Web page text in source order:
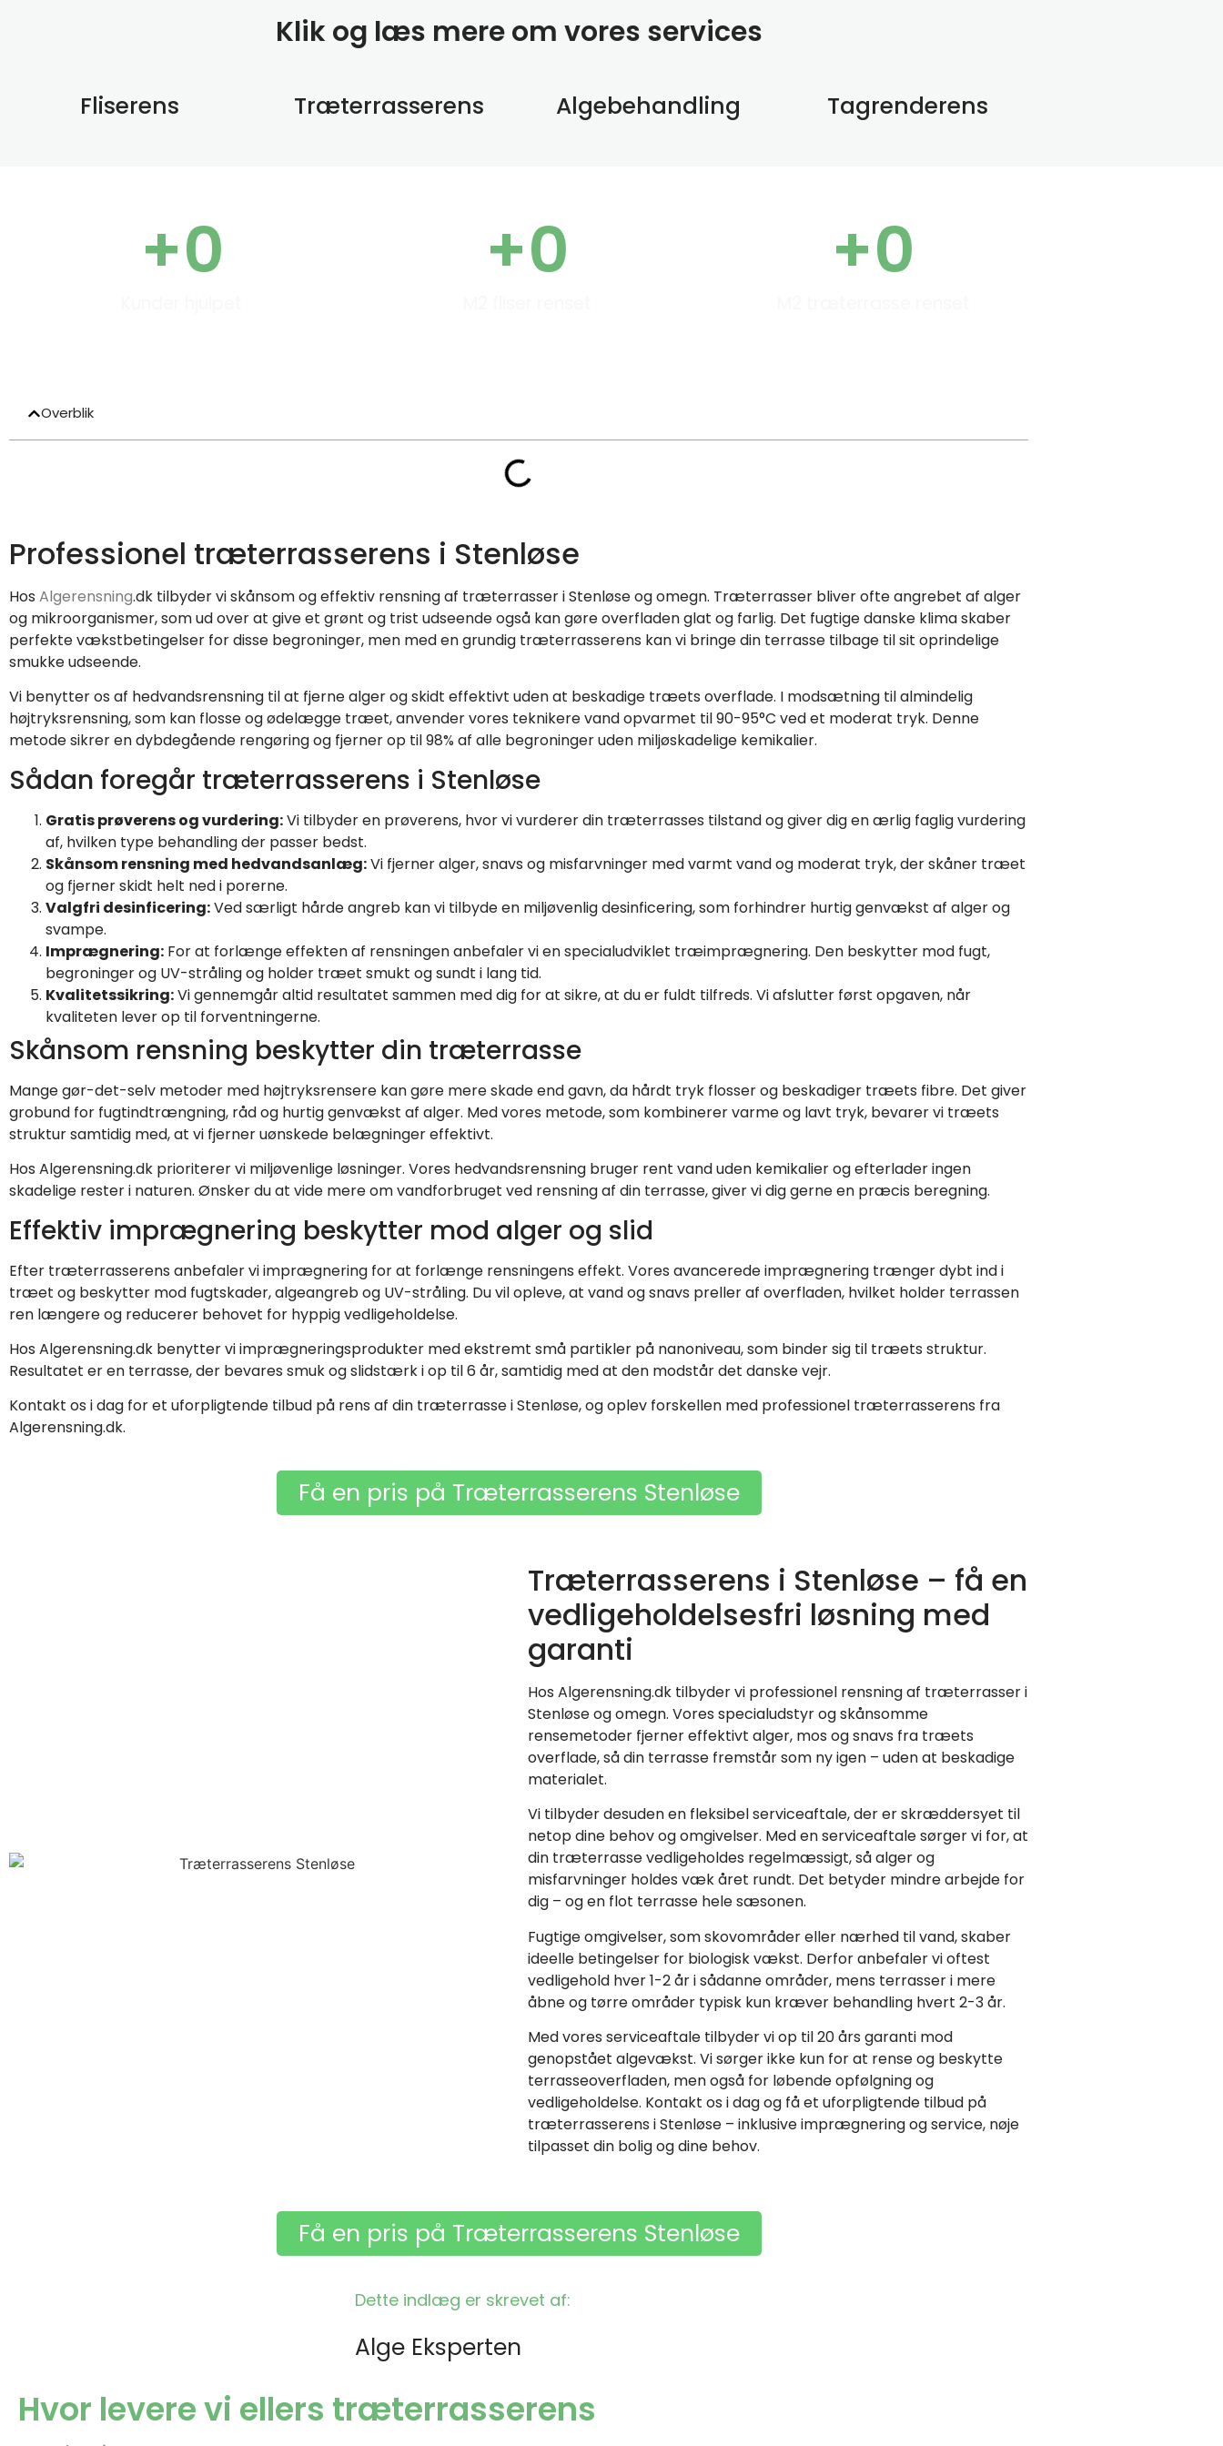
Klik og læs mere om vores services
Fliserens Træterrasserens Algebehandling Tagrenderens
+0 +0 +0
Overblik
Professionel træterrasserens i Stenløse
Hos Algerensning.dk tilbyder vi skånsom og effektiv rensning af træterrasser i Stenløse og omegn. Træterrasser bliver ofte angrebet af alger
og mikroorganismer, som ud over at give et grønt og trist udseende også kan gøre overfladen glat og farlig. Det fugtige danske klima skaber
perfekte vækstbetingelser for disse begroninger, men med en grundig træterrasserens kan vi bringe din terrasse tilbage til sit oprindelige
smukke udseende.
Vi benytter os af hedvandsrensning til at fjerne alger og skidt effektivt uden at beskadige træets overflade. I modsætning til almindelig
højtryksrensning, som kan flosse og ødelægge træet, anvender vores teknikere vand opvarmet til 90-95°C ved et moderat tryk. Denne
metode sikrer en dybdegående rengøring og fjerner op til 98% af alle begroninger uden miljøskadelige kemikalier.
Sådan foregår træterrasserens i Stenløse
Gratis prøverens og vurdering:Vi tilbyder en prøverens, hvor vi vurderer din træterrasses tilstand og giver dig en ærlig faglig vurdering
af, hvilken type behandling der passer bedst.
Skånsom rensning med hedvandsanlæg:Vi fjerner alger, snavs og misfarvninger med varmt vand og moderat tryk, der skåner træet
og fjerner skidt helt ned i porerne.
Valgfri desinficering:Ved særligt hårde angreb kan vi tilbyde en miljøvenlig desinficering, som forhindrer hurtig genvækst af alger og
svampe.
Imprægnering: For at forlænge effekten af rensningen anbefaler vi en specialudviklet træimprægnering. Den beskytter mod fugt,
begroninger og UV-stråling og holder træet smukt og sundt i lang tid.
Kvalitetssikring:Vi gennemgår altid resultatet sammen med dig for at sikre, at du er fuldt tilfreds. Vi afslutter først opgaven, når
kvaliteten lever op til forventningerne.
Skånsom rensning beskytter din træterrasse
Mange gør-det-selv metoder med højtryksrensere kan gøre mere skade end gavn, da hårdt tryk flosser og beskadiger træets fibre. Det giver
grobund for fugtindtrængning, råd og hurtig genvækst af alger. Med vores metode, som kombinerer varme og lavt tryk, bevarer vi træets
struktur samtidig med, at vi fjerner uønskede belægninger effektivt.
Hos Algerensning.dk prioriterer vi miljøvenlige løsninger. Vores hedvandsrensning bruger rent vand uden kemikalier og efterlader ingen
skadelige rester i naturen. Ønsker du at vide mere om vandforbruget ved rensning af din terrasse, giver vi dig gerne en præcis beregning.
Effektiv imprægnering beskytter mod alger og slid
Efter træterrasserens anbefaler vi imprægnering for at forlænge rensningens effekt. Vores avancerede imprægnering trænger dybt ind i
træet og beskytter mod fugtskader, algeangreb og UV-stråling. Du vil opleve, at vand og snavs preller af overfladen, hvilket holder terrassen
ren længere og reducerer behovet for hyppig vedligeholdelse.
Hos Algerensning.dk benytter vi imprægneringsprodukter med ekstremt små partikler på nanoniveau, som binder sig til træets struktur.
Resultatet er en terrasse, der bevares smuk og slidstærk i op til 6 år, samtidig med at den modstår det danske vejr.
Kontakt os i dag for et uforpligtende tilbud på rens af din træterrasse i Stenløse, og oplev forskellen med professionel træterrasserens fra
Algerensning.dk.
Få en pris på Træterrasserens Stenløse
Træterrasserens i Stenløse – få en
vedligeholdelsesfri løsning med
garanti
Hos Algerensning.dk tilbyder vi professionel rensning af træterrasser i
Stenløse og omegn. Vores specialudstyr og skånsomme
rensemetoder fjerner effektivt alger, mos og snavs fra træets
overflade, så din terrasse fremstår som ny igen – uden at beskadige
materialet.
Vi tilbyder desuden en fleksibel serviceaftale, der er skræddersyet til
netop dine behov og omgivelser. Med en serviceaftale sørger vi for, at
din træterrasse vedligeholdes regelmæssigt, så alger og
misfarvninger holdes væk året rundt. Det betyder mindre arbejde for
dig – og en flot terrasse hele sæsonen.
Fugtige omgivelser, som skovområder eller nærhed til vand, skaber
ideelle betingelser for biologisk vækst. Derfor anbefaler vi oftest
vedligehold hver 1-2 år i sådanne områder, mens terrasser i mere
åbne og tørre områder typisk kun kræver behandling hvert 2-3 år.
Med vores serviceaftale tilbyder vi op til 20 års garanti mod
genopstået algevækst. Vi sørger ikke kun for at rense og beskytte
terrasseoverfladen, men også for løbende opfølgning og
vedligeholdelse. Kontakt os i dag og få et uforpligtende tilbud på
træterrasserens i Stenløse – inklusive imprægnering og service, nøje
tilpasset din bolig og dine behov.
Få en pris på Træterrasserens Stenløse
Dette indlæg er skrevet af:
Alge Eksperten
Hvor levere vi ellers træterrasserens